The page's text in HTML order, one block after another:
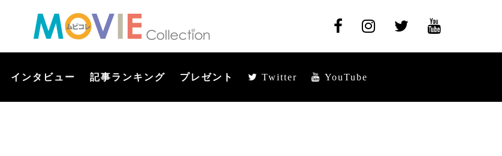
インタビュー 記事ランキング プレゼント Twitter YouTube